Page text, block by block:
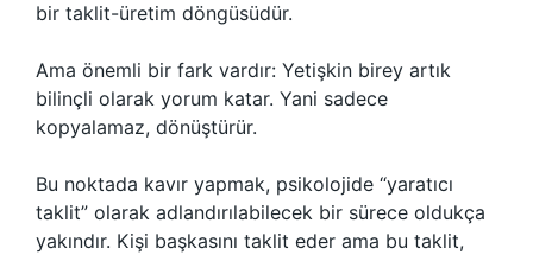
bir taklit-üretim döngüsüdür.
Ama önemli bir fark vardır: Yetişkin birey artık
bilinçli olarak yorum katar. Yani sadece
kopyalamaz, dönüştürür.
Bu noktada kavır yapmak, psikolojide “yaratıcı
taklit” olarak adlandırılabilecek bir sürece oldukça
yakındır. Kişi başkasını taklit eder ama bu taklit,